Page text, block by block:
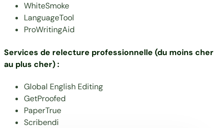
WhiteSmoke
LanguageTool
ProWritingAid
Services de relecture professionnelle (du moins cher
au plus cher) :
Global English Editing
GetProofed
PaperTrue
Scribendi